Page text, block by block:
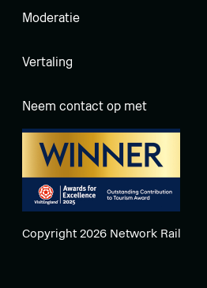
Moderatie
Vertaling
Neem contact op met
Copyright 2026 Network Rail